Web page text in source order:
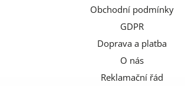
Obchodní podmínky
GDPR
Doprava a platba
O nás
Reklamační řád